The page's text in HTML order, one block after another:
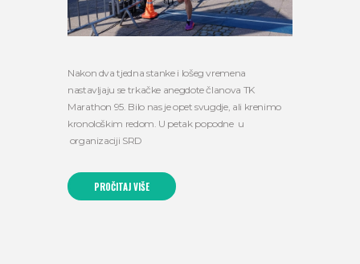
Nakon dva tjedna stanke i lošeg vremena
nastavljaju se trkačke anegdote članova TK
Marathon 95. Bilo nas je opet svugdje, ali krenimo
kronološkim redom. U petak popodne u
organizaciji SRD
PROČITAJ VIŠE